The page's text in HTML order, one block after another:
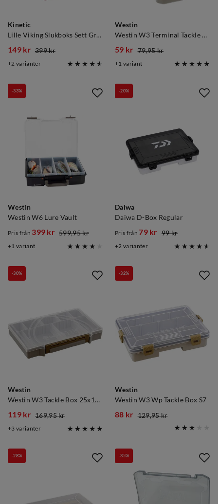
Kinetic
Lille Viking Slukboks Sett Green
discounted
149 kr
original
399 kr
2 varianter
Westin
Westin W3 Terminal Tackle Box
discounted
59 kr
original
79,95 kr
1 variant
Westin
Westin W6 Lure Vault
-33%
discounted
Pris från 399 kr
original
599,95 kr
1 variant
Daiwa
Daiwa D-Box Regular
-20%
discounted
Pris från 79 kr
original
99 kr
2 varianter
Westin
Westin W3 Tackle Box 25x16,5x3,6cm
-30%
discounted
119 kr
original
169,95 kr
3 varianter
Westin
Westin W3 Wp Tackle Box S7
-32%
88 kr
129,95 kr
-28% -35%